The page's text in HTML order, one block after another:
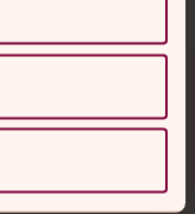
chatta anonymt